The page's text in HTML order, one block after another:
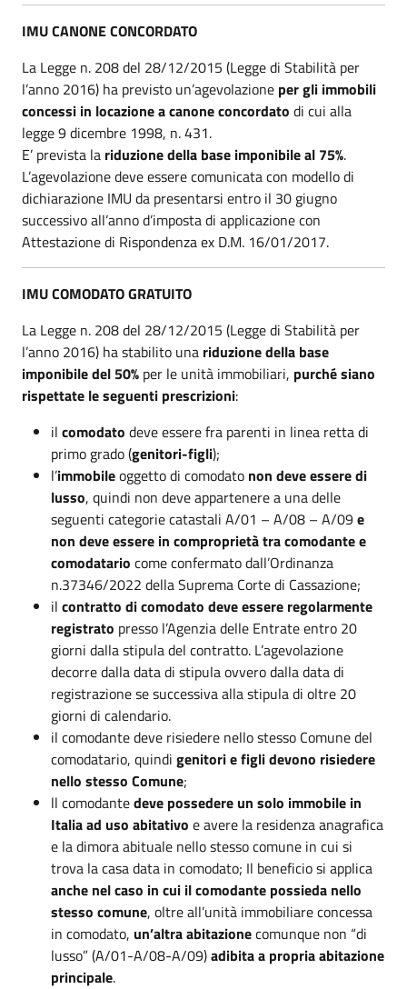
IMU CANONE CONCORDATO
La Legge n. 208 del 28/12/2015 (Legge di Stabilità per
l’anno 2016) ha previsto un’agevolazione per gli immobili
concessi in locazione a canone concordato di cui alla
legge 9 dicembre 1998, n. 431.
E’ prevista la riduzione della base imponibile al 75%.
L’agevolazione deve essere comunicata con modello di
dichiarazione IMU da presentarsi entro il 30 giugno
successivo all’anno d’imposta di applicazione con
Attestazione di Rispondenza ex D.M. 16/01/2017.
IMU COMODATO GRATUITO
La Legge n. 208 del 28/12/2015 (Legge di Stabilità per
l’anno 2016) ha stabilito una riduzione della base
imponibiledel 50% per le unità immobiliari, purché siano
rispettate le seguenti prescrizioni:
il comodato deve essere fra parenti in linea retta di
primo grado (genitori-figli);
l’immobileoggetto di comodato non deve essere di
lusso, quindi non deve appartenere a una delle
seguenti categorie catastali A/01 – A/08 – A/09e
non deve essere in comproprietà tra comodante e
comodatario come confermato dall’Ordinanza
n.37346/2022 della Suprema Corte di Cassazione;
il contratto di comodato deve essere regolarmente
registrato presso l’Agenzia delle Entrate entro 20
giorni dalla stipula del contratto. L’agevolazione
decorre dalla data di stipula ovvero dalla data di
registrazione se successiva alla stipula di oltre 20
giorni di calendario.
il comodante deve risiedere nello stesso Comune del
comodatario, quindi genitori e figli devono risiedere
nello stesso Comune;
ll comodantedeve possedere un solo immobile in
Italia ad uso abitativo e avere la residenza anagrafica
e la dimora abituale nello stesso comune in cui si
trova la casa data in comodato; Il beneficio si applica
anche nel caso in cui il comodante possieda nello
stesso comune, oltre all’unità immobiliare concessa
in comodato, un’altra abitazionecomunque non “di
lusso” (A/01-A/08-A/09)adibita a propria abitazione
principale.